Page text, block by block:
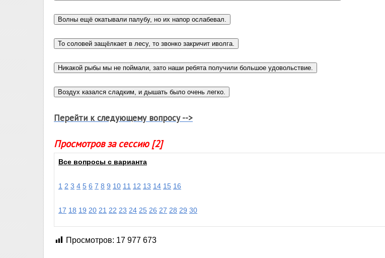
Перейти к следующему вопросу -->
Просмотров за сессию [2]
Все вопросы с варианта
1 2 3 4 5 6 7 8 9 10 11 12 13 14 15 16
17 18 19 20 21 22 23 24 25 26 27 28 29 30
Просмотров: 17 977 673